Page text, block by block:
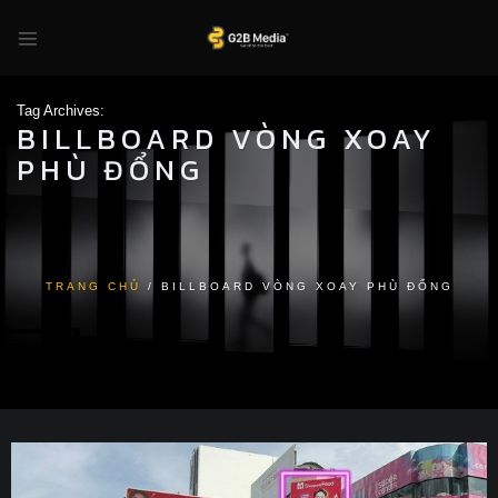
Tag Archives:
BILLBOARD VÒNG XOAY
PHÙ ĐỔNG
TRANG CHỦ / BILLBOARD VÒNG XOAY PHÙ ĐỔNG